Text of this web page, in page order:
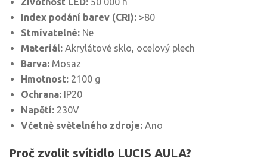
Index podání barev (CRI): >80
Stmívatelné: Ne
Materiál: Akrylátové sklo, ocelový plech
Barva: Mosaz
Hmotnost: 2100 g
Ochrana: IP20
Napětí: 230V
Včetně světelného zdroje: Ano
Proč zvolit svítidlo LUCIS AULA?